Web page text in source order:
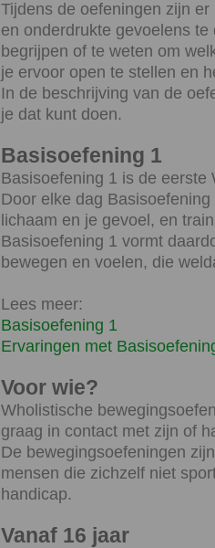
Tijdens de oefeningen zijn
en onderdrukte gevoelens
begrijpen of te weten om
je ervoor open te stellen en
In de beschrijving van de
je dat kunt doen.
Basisoefening 1
Basisoefening 1 is de eerste
Door elke dag
lichaam en je gevoel, en
Basisoefening 1 vormt
bewegen en voelen, die
Lees meer:
Basisoefening 1
Ervaringen met
Voor wie?
Wholistische
graag in contact met zijn of
De bewegingsoefeningen
mensen die zichzelf niet
handicap.
Vanaf 16 jaar